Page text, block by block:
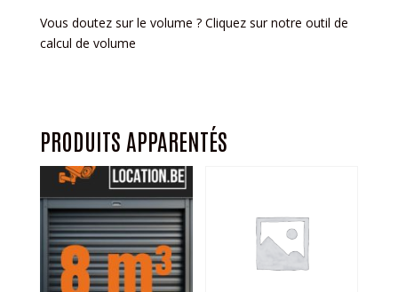
Vous doutez sur le volume ? Cliquez sur notre outil de
calcul de volume
PRODUITS APPARENTÉS